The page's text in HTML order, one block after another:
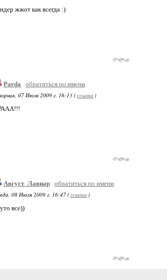
жжот как всегда :)
Parda
обратиться по имени
07 Июля 2009 г. 16:13 (ссылка )
Август_Лавиар обратиться по имени
08 Июля 2009 г. 16:47 (ссылка )
все))